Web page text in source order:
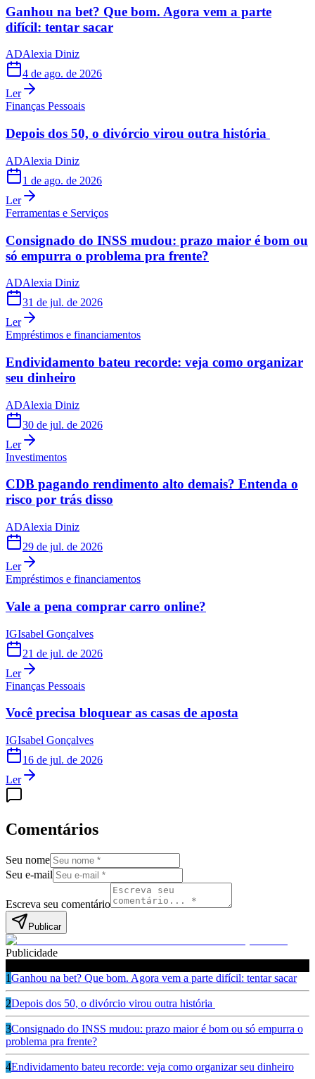
Ganhou na bet? Que bom. Agora vem a parte
difícil: tentar sacar
ADAlexia Diniz
4 de ago. de 2026
Ler
Finanças Pessoais
Depois dos 50, o divórcio virou outra história
ADAlexia Diniz
1 de ago. de 2026
Ler
Ferramentas e Serviços
Consignado do INSS mudou: prazo maior é bom ou
só empurra o problema pra frente?
ADAlexia Diniz
31 de jul. de 2026
Ler
Empréstimos e financiamentos
Endividamento bateu recorde: veja como organizar
seu dinheiro
ADAlexia Diniz
30 de jul. de 2026
Ler
Investimentos
CDB pagando rendimento alto demais? Entenda o
risco por trás disso
ADAlexia Diniz
29 de jul. de 2026
Ler
Empréstimos e financiamentos
Vale a pena comprar carro online?
IGIsabel Gonçalves
21 de jul. de 2026
Ler
Finanças Pessoais
Você precisa bloquear as casas de aposta
IGIsabel Gonçalves
16 de jul. de 2026
Ler
Comentários
Seu nome
Seu e-mail
Escreva seu comentário
Publicar
Publicidade
1Ganhou na bet? Que bom. Agora vem a parte difícil: tentar sacar
2Depois dos 50, o divórcio virou outra história
3Consignado do INSS mudou: prazo maior é bom ou só empurra o
problema pra frente?
4Endividamento bateu recorde: veja como organizar seu dinheiro